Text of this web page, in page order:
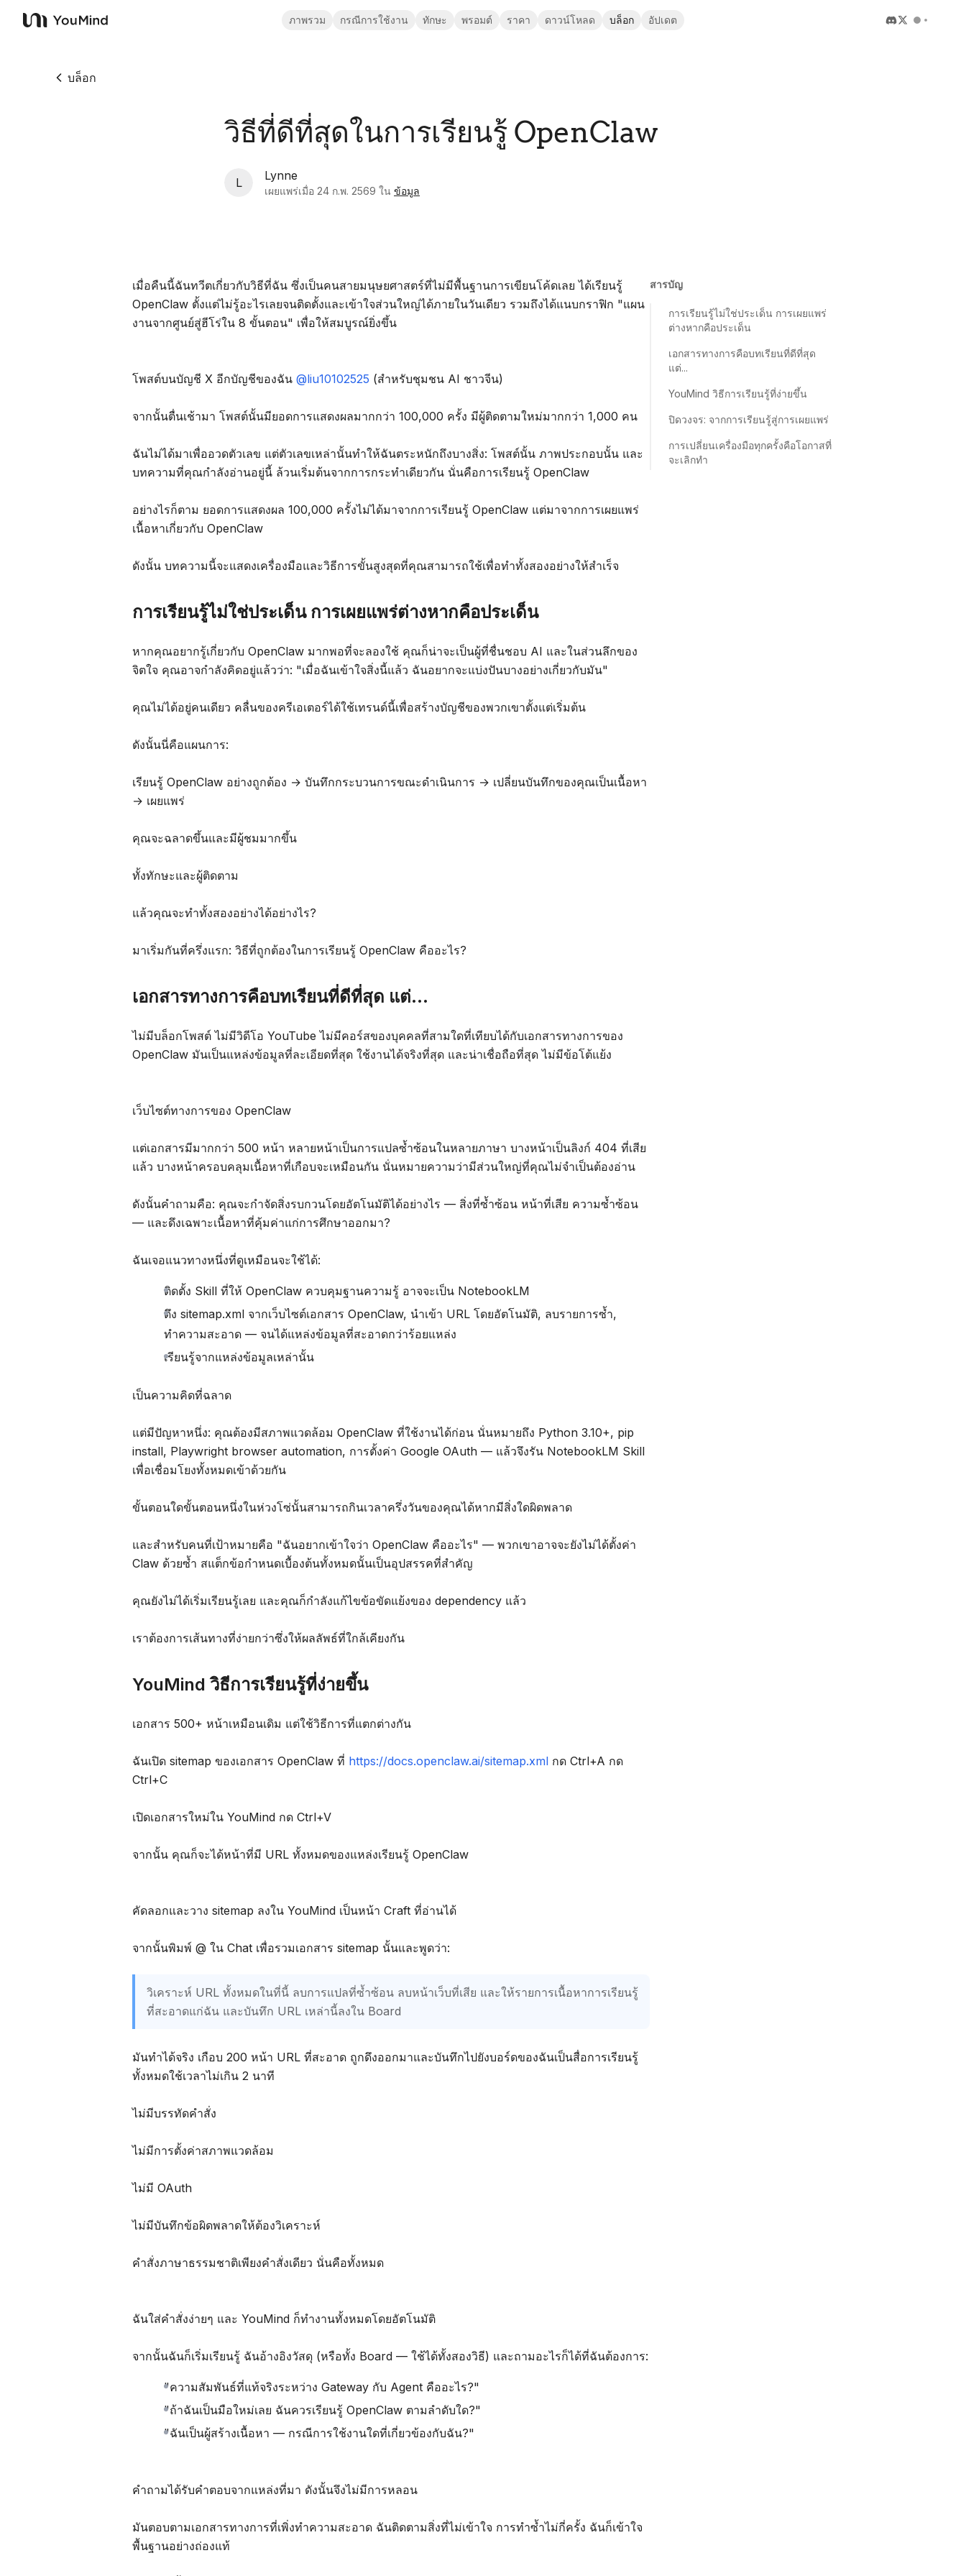
YouMind
ภาพรวม กรณีการใช้งาน ทักษะ พรอมต์ ราคา ดาวน์โหลด บล็อก อัปเดต
บล็อก
วิธีที่ดีที่สุดในการเรียนรู้ OpenClaw
L Lynne
เผยแพร่เมื่อ 24 ก.พ. 2569 ใน ข้อมูล
เมื่อคืนนี้ฉันทวีตเกี่ยวกับวิธีที่ฉัน ซึ่งเป็นคนสายมนุษยศาสตร์ที่ไม่มีพื้นฐานการเขียนโค้ดเลย ได้เรียนรู้
OpenClaw ตั้งแต่ไม่รู้อะไรเลยจนติดตั้งและเข้าใจส่วนใหญ่ได้ภายในวันเดียว รวมถึงได้แนบกราฟิก "แผน
งานจากศูนย์สู่ฮีโร่ใน 8 ขั้นตอน" เพื่อให้สมบูรณ์ยิ่งขึ้น
โพสต์บนบัญชี X อีกบัญชีของฉัน @liu10102525 (สำหรับชุมชน AI ชาวจีน)
จากนั้นตื่นเช้ามา โพสต์นั้นมียอดการแสดงผลมากกว่า 100,000 ครั้ง มีผู้ติดตามใหม่มากกว่า 1,000 คน
ฉันไม่ได้มาเพื่ออวดตัวเลข แต่ตัวเลขเหล่านั้นทำให้ฉันตระหนักถึงบางสิ่ง: โพสต์นั้น ภาพประกอบนั้น และ
บทความที่คุณกำลังอ่านอยู่นี้ ล้วนเริ่มต้นจากการกระทำเดียวกัน นั่นคือการเรียนรู้ OpenClaw
อย่างไรก็ตาม ยอดการแสดงผล 100,000 ครั้งไม่ได้มาจากการเรียนรู้ OpenClaw แต่มาจากการเผยแพร่
เนื้อหาเกี่ยวกับ OpenClaw
ดังนั้น บทความนี้จะแสดงเครื่องมือและวิธีการขั้นสูงสุดที่คุณสามารถใช้เพื่อทำทั้งสองอย่างให้สำเร็จ
การเรียนรู้ไม่ใช่ประเด็น การเผยแพร่ต่างหากคือประเด็น
หากคุณอยากรู้เกี่ยวกับ OpenClaw มากพอที่จะลองใช้ คุณก็น่าจะเป็นผู้ที่ชื่นชอบ AI และในส่วนลึกของ
จิตใจ คุณอาจกำลังคิดอยู่แล้วว่า: "เมื่อฉันเข้าใจสิ่งนี้แล้ว ฉันอยากจะแบ่งปันบางอย่างเกี่ยวกับมัน"
คุณไม่ได้อยู่คนเดียว คลื่นของครีเอเตอร์ได้ใช้เทรนด์นี้เพื่อสร้างบัญชีของพวกเขาตั้งแต่เริ่มต้น
ดังนั้นนี่คือแผนการ:
เรียนรู้ OpenClaw อย่างถูกต้อง → บันทึกกระบวนการขณะดำเนินการ → เปลี่ยนบันทึกของคุณเป็นเนื้อหา
→ เผยแพร่
คุณจะฉลาดขึ้นและมีผู้ชมมากขึ้น
ทั้งทักษะและผู้ติดตาม
แล้วคุณจะทำทั้งสองอย่างได้อย่างไร?
มาเริ่มกันที่ครึ่งแรก: วิธีที่ถูกต้องในการเรียนรู้ OpenClaw คืออะไร?
เอกสารทางการคือบทเรียนที่ดีที่สุด แต่...
ไม่มีบล็อกโพสต์ ไม่มีวิดีโอ YouTube ไม่มีคอร์สของบุคคลที่สามใดที่เทียบได้กับเอกสารทางการของ
OpenClaw มันเป็นแหล่งข้อมูลที่ละเอียดที่สุด ใช้งานได้จริงที่สุด และน่าเชื่อถือที่สุด ไม่มีข้อโต้แย้ง
เว็บไซต์ทางการของ OpenClaw
แต่เอกสารมีมากกว่า 500 หน้า หลายหน้าเป็นการแปลซ้ำซ้อนในหลายภาษา บางหน้าเป็นลิงก์ 404 ที่เสีย
แล้ว บางหน้าครอบคลุมเนื้อหาที่เกือบจะเหมือนกัน นั่นหมายความว่ามีส่วนใหญ่ที่คุณไม่จำเป็นต้องอ่าน
ดังนั้นคำถามคือ: คุณจะกำจัดสิ่งรบกวนโดยอัตโนมัติได้อย่างไร — สิ่งที่ซ้ำซ้อน หน้าที่เสีย ความซ้ำซ้อน
— และดึงเฉพาะเนื้อหาที่คุ้มค่าแก่การศึกษาออกมา?
ฉันเจอแนวทางหนึ่งที่ดูเหมือนจะใช้ได้:
ติดตั้ง Skill ที่ให้ OpenClaw ควบคุมฐานความรู้ อาจจะเป็น NotebookLM
ดึง sitemap.xml จากเว็บไซต์เอกสาร OpenClaw, นำเข้า URL โดยอัตโนมัติ, ลบรายการซ้ำ,
ทำความสะอาด — จนได้แหล่งข้อมูลที่สะอาดกว่าร้อยแหล่ง
เรียนรู้จากแหล่งข้อมูลเหล่านั้น
เป็นความคิดที่ฉลาด
แต่มีปัญหาหนึ่ง: คุณต้องมีสภาพแวดล้อม OpenClaw ที่ใช้งานได้ก่อน นั่นหมายถึง Python 3.10+, pip
install, Playwright browser automation, การตั้งค่า Google OAuth — แล้วจึงรัน NotebookLM Skill
เพื่อเชื่อมโยงทั้งหมดเข้าด้วยกัน
ขั้นตอนใดขั้นตอนหนึ่งในห่วงโซ่นั้นสามารถกินเวลาครึ่งวันของคุณได้หากมีสิ่งใดผิดพลาด
และสำหรับคนที่เป้าหมายคือ "ฉันอยากเข้าใจว่า OpenClaw คืออะไร" — พวกเขาอาจจะยังไม่ได้ตั้งค่า
Claw ด้วยซ้ำ สแต็กข้อกำหนดเบื้องต้นทั้งหมดนั้นเป็นอุปสรรคที่สำคัญ
คุณยังไม่ได้เริ่มเรียนรู้เลย และคุณก็กำลังแก้ไขข้อขัดแย้งของ dependency แล้ว
เราต้องการเส้นทางที่ง่ายกว่าซึ่งให้ผลลัพธ์ที่ใกล้เคียงกัน
YouMind วิธีการเรียนรู้ที่ง่ายขึ้น
เอกสาร 500+ หน้าเหมือนเดิม แต่ใช้วิธีการที่แตกต่างกัน
ฉันเปิด sitemap ของเอกสาร OpenClaw ที่ https://docs.openclaw.ai/sitemap.xml กด Ctrl+A กด
Ctrl+C
เปิดเอกสารใหม่ใน YouMind กด Ctrl+V
จากนั้น คุณก็จะได้หน้าที่มี URL ทั้งหมดของแหล่งเรียนรู้ OpenClaw
คัดลอกและวาง sitemap ลงใน YouMind เป็นหน้า Craft ที่อ่านได้
จากนั้นพิมพ์ @ ใน Chat เพื่อรวมเอกสาร sitemap นั้นและพูดว่า:
วิเคราะห์ URL ทั้งหมดในที่นี้ ลบการแปลที่ซ้ำซ้อน ลบหน้าเว็บที่เสีย และให้รายการเนื้อหาการเรียนรู้
ที่สะอาดแก่ฉัน และบันทึก URL เหล่านี้ลงใน Board
มันทำได้จริง เกือบ 200 หน้า URL ที่สะอาด ถูกดึงออกมาและบันทึกไปยังบอร์ดของฉันเป็นสื่อการเรียนรู้
ทั้งหมดใช้เวลาไม่เกิน 2 นาที
ไม่มีบรรทัดคำสั่ง
ไม่มีการตั้งค่าสภาพแวดล้อม
ไม่มี OAuth
ไม่มีบันทึกข้อผิดพลาดให้ต้องวิเคราะห์
คำสั่งภาษาธรรมชาติเพียงคำสั่งเดียว นั่นคือทั้งหมด
ฉันใส่คำสั่งง่ายๆ และ YouMind ก็ทำงานทั้งหมดโดยอัตโนมัติ
จากนั้นฉันก็เริ่มเรียนรู้ ฉันอ้างอิงวัสดุ (หรือทั้ง Board — ใช้ได้ทั้งสองวิธี) และถามอะไรก็ได้ที่ฉันต้องการ:
"ความสัมพันธ์ที่แท้จริงระหว่าง Gateway กับ Agent คืออะไร?"
"ถ้าฉันเป็นมือใหม่เลย ฉันควรเรียนรู้ OpenClaw ตามลำดับใด?"
"ฉันเป็นผู้สร้างเนื้อหา — กรณีการใช้งานใดที่เกี่ยวข้องกับฉัน?"
คำถามได้รับคำตอบจากแหล่งที่มา ดังนั้นจึงไม่มีการหลอน
มันตอบตามเอกสารทางการที่เพิ่งทำความสะอาด ฉันติดตามสิ่งที่ไม่เข้าใจ การทำซ้ำไม่กี่ครั้ง ฉันก็เข้าใจ
พื้นฐานอย่างถ่องแท้
สารบัญ
การเรียนรู้ไม่ใช่ประเด็น การเผยแพร่
ต่างหากคือประเด็น
เอกสารทางการคือบทเรียนที่ดีที่สุด
แต่...
YouMind วิธีการเรียนรู้ที่ง่ายขึ้น
ปิดวงจร: จากการเรียนรู้สู่การเผยแพร่
การเปลี่ยนเครื่องมือทุกครั้งคือโอกาสที่
จะเลิกทำ